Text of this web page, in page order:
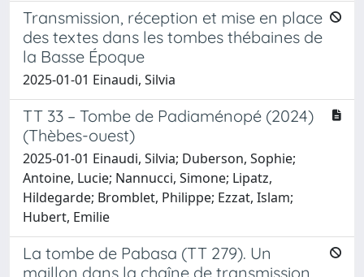
Transmission, réception et mise en place
des textes dans les tombes thébaines de
la Basse Époque
2025-01-01 Einaudi, Silvia
TT 33 – Tombe de Padiaménopé (2024)
(Thèbes-ouest)
2025-01-01 Einaudi, Silvia; Duberson, Sophie;
Antoine, Lucie; Nannucci, Simone; Lipatz,
Hildegarde; Bromblet, Philippe; Ezzat, Islam;
Hubert, Emilie
La tombe de Pabasa (TT 279). Un
maillon dans la chaîne de transmission